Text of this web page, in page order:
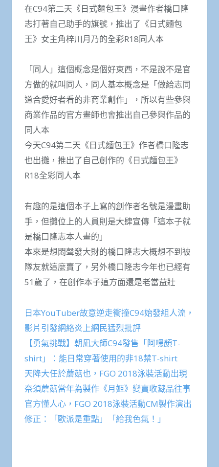
在C94第二天《日式麵包王》漫畫作者橋口隆
志打著自己助手的旗號，推出了《日式麵包
王》女主角梓川月乃的全彩R18同人本
「同人」這個概念是個好東西，不是說不是官
方做的就叫同人，同人基本概念是「做給志同
道合愛好者看的非商業創作」，所以有些參與
商業作品的官方畫師也會推出自己參與作品的
同人本
今天C94第二天《日式麵包王》作者橋口隆志
也出攤，推出了自己創作的《日式麵包王》
R18全彩同人本
有趣的是這個本子上寫的創作者名號是漫畫助
手，但攤位上的人員則是大肆宣傳「這本子就
是橋口隆志本人畫的」
本來是想悶聲發大財的橋口隆志大概想不到被
隊友就這麼賣了，另外橋口隆志今年也已經有
51歲了，在創作本子這方面還是老當益壯
日本YouTuber故意逆走衝撞C94始發組人流，
影片引發網絡炎上網民猛烈批評
【勇氣挑戰】朝凪大師C94發售「阿嘿顏T-
shirt」：能日常穿著使用的非18禁T-shirt
天降大任於蘑菇也，FGO 2018泳裝活動出現
奈須蘑菇當年為製作《月姬》變賣收藏品往事
官方懂人心，FGO 2018泳裝活動CM製作演出
修正：「歐派是重點」「給我色氣！」